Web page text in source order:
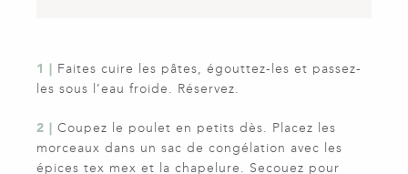
1 | Faites cuire les pâtes, égouttez-les et passez-
les sous l’eau froide. Réservez.
2 | Coupez le poulet en petits dès. Placez les
morceaux dans un sac de congélation avec les
épices tex mex et la chapelure. Secouez pour